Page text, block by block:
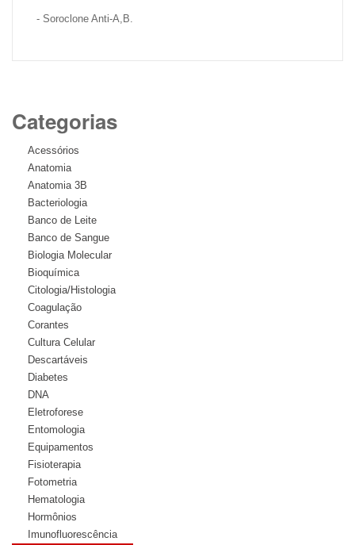
- Soroclone Anti-A,B.
Categorias
Acessórios
Anatomia
Anatomia 3B
Bacteriologia
Banco de Leite
Banco de Sangue
Biologia Molecular
Bioquímica
Citologia/Histologia
Coagulação
Corantes
Cultura Celular
Descartáveis
Diabetes
DNA
Eletroforese
Entomologia
Equipamentos
Fisioterapia
Fotometria
Hematologia
Hormônios
Imunofluorescência